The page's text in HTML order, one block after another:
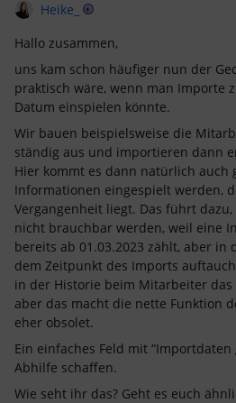
Heike_
Hallo zusammen,
uns kam schon häufiger nun der
praktisch wäre, wenn man Importe
Datum einspielen könnte.
Wir bauen beispielsweise die
ständig aus und importieren dann
Hier kommt es dann natürlich auch
Informationen eingespielt werden,
Vergangenheit liegt. Das führt
nicht brauchbar werden, weil eine
bereits ab 01.03.2023 zählt, aber in
dem Zeitpunkt des Imports
in der Historie beim Mitarbeiter
aber das macht die nette Funktion
eher obsolet.
Ein einfaches Feld mit
Abhilfe schaffen.
Wie seht ihr das? Geht es euch